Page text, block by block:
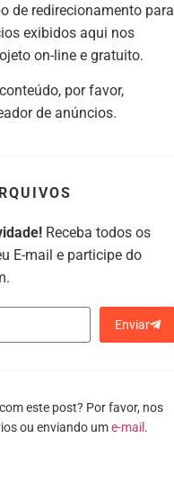
de redirecionamento para
exibidos aqui nos
on-line e gratuito.
por favor,
de anúncios.
Receba todos os
E-mail e participe do
Enviar
este post? Por favor, nos
ou enviando ume-mail .